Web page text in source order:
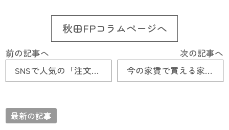
秋田FPコラムページへ
前の記事へ
SNSで人気の「注文住宅」VS「建売住宅」どっちが正解？秋田の実例で徹底比較
次の記事へ
今の家賃で買える家” 秋田でマイホームを持つ現実的シミュレーション
最新の記事